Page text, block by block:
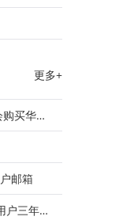
更多+
买华夏
邮箱
户三年至